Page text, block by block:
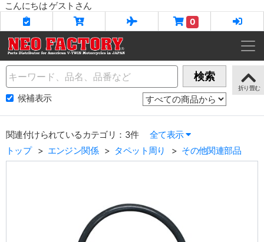
こんにちは ゲストさん
0
Name 検索
候補表示
関連付けられているカテゴリ：3件
全て表示
トップ
エンジン関係 タペット周り その他関連部品